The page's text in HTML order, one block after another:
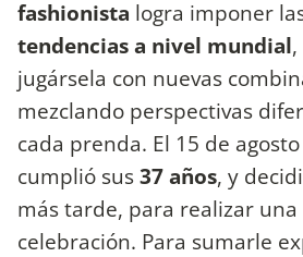
fashionista logra imponer
tendencias a nivel mundial
jugársela con nuevas
mezclando perspectivas
cada prenda. El 15 de
cumplió sus37 años, y
más tarde, para realizar una
celebración. Para sumarle